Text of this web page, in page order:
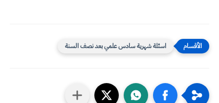
اسئلة شهرية سادس علمي بعد نصف السنة